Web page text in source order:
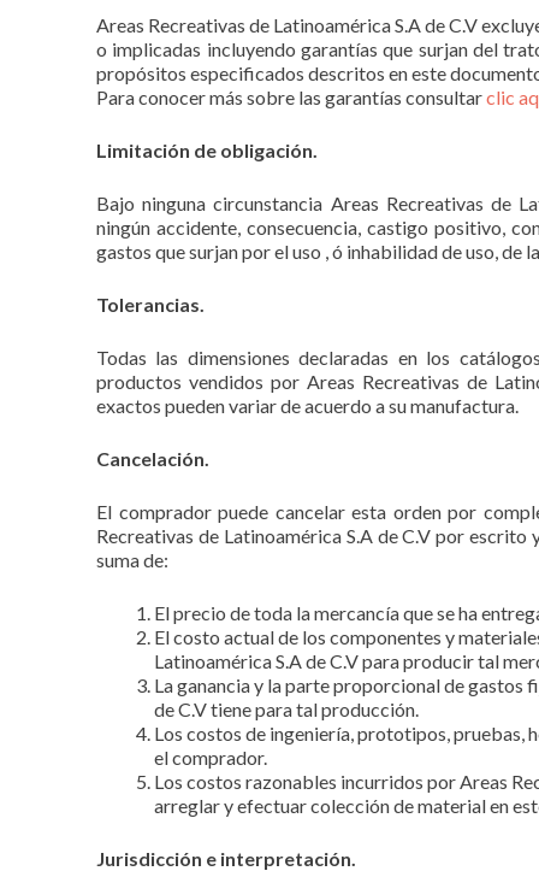
Areas Recreativas de Latinoamérica S.A de C.V
o implicadas incluyendo garantías que surjan del
propósitos especificados descritos en este
Para conocer más sobre las garantías consultarclic
Limitación de obligación.
Bajo ninguna circunstancia Areas Recreativas de
ningún accidente, consecuencia, castigo positivo,
gastos que surjan por el uso , ó inhabilidad de uso, de
Tolerancias.
Todas las dimensiones declaradas en los
productos vendidos por Areas Recreativas de
exactos pueden variar de acuerdo a su manufactura.
Cancelación.
El comprador puede cancelar esta orden por
Recreativas de Latinoamérica S.A de C.V por
suma de:
El precio de toda la mercancía que se ha
El costo actual de los componentes y
Latinoamérica S.A de C.V para producir tal
La ganancia y la parte proporcional de gastos
de C.V tiene para tal producción.
Los costos de ingeniería, prototipos, pruebas,
el comprador.
Los costos razonables incurridos por Areas
arreglar y efectuar colección de material en
Jurisdicción e interpretación.